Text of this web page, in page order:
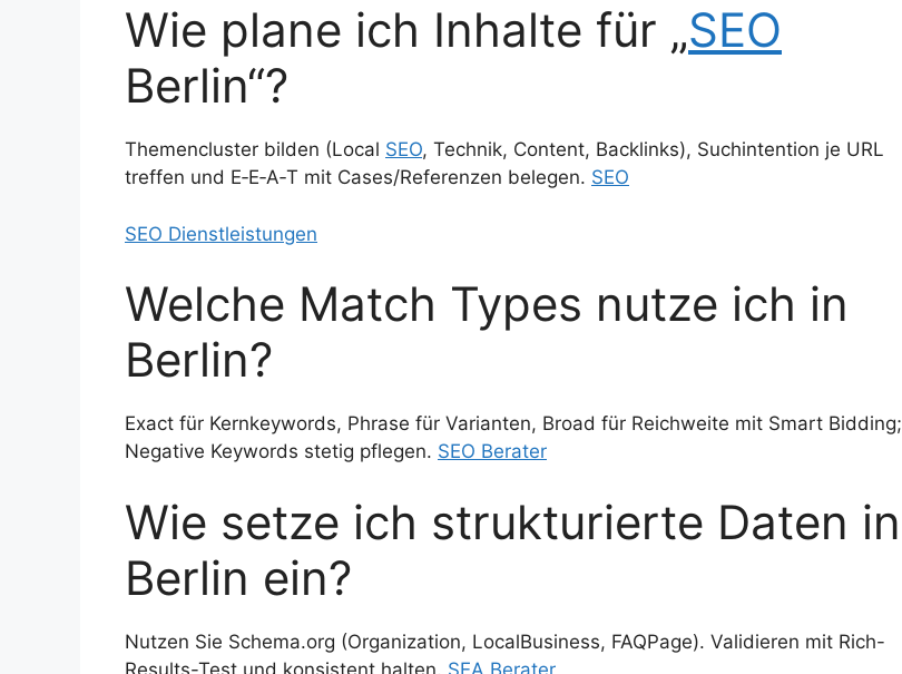
Wie plane ich Inhalte für „SEO
Berlin“?
Themencluster bilden (Local SEO, Technik, Content, Backlinks), Suchintention je URL
treffen und E‑E‑A‑T mit Cases/Referenzen belegen. SEO
SEO Dienstleistungen
Welche Match Types nutze ich in
Berlin?
Exact für Kernkeywords, Phrase für Varianten, Broad für Reichweite mit Smart Bidding;
Negative Keywords stetig pflegen. SEO Berater
Wie setze ich strukturierte Daten in
Berlin ein?
Nutzen Sie Schema.org (Organization, LocalBusiness, FAQPage). Validieren mit Rich-
Results-Test und konsistent halten. SEA Berater